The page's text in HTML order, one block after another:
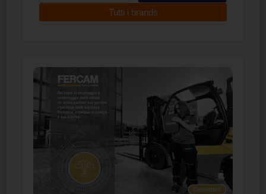
Tutti i brands